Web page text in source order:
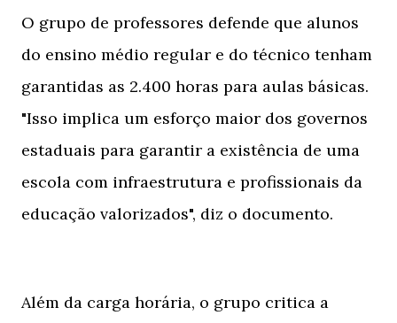
O grupo de professores defende que alunos
do ensino médio regular e do técnico tenham
garantidas as 2.400 horas para aulas básicas.
"Isso implica um esforço maior dos governos
estaduais para garantir a existência de uma
escola com infraestrutura e profissionais da
educação valorizados", diz o documento.
Além da carga horária, o grupo critica a